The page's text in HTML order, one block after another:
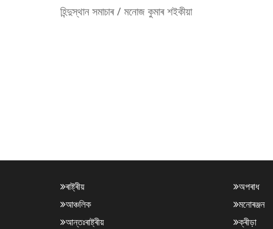
হিন্দুস্থান সমাচাৰ / মনোজ কুমাৰ শইকীয়া
ৰাষ্ট্ৰীয়
আঞ্চলিক
আন্তঃৰাষ্ট্ৰীয়
অপৰাধ
মনোৰঞ্জন
ক্ৰীড়া